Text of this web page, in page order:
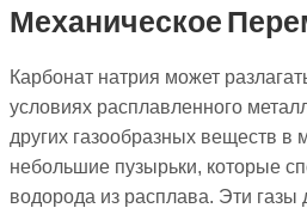
Механическое
Карбонат натрия может
условиях расплавленного
других газообразных веществ в
небольшие пузырьки, которые
водорода из расплава. Эти газы